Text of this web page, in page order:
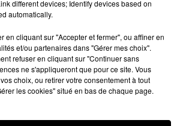
- 5 min 39 sec
L'AUDE DU 24/12/2023 À 11H39
different devices; Identify devices based on
automatically.
en cliquant sur "Accepter et fermer", ou affiner en
et/ou partenaires dans "Gérer mes choix".
refuser en cliquant sur "Continuer sans
ne s'appliqueront que pour ce site. Vous
choix, ou retirer votre consentement à tout
les cookies" situé en bas de chaque page.